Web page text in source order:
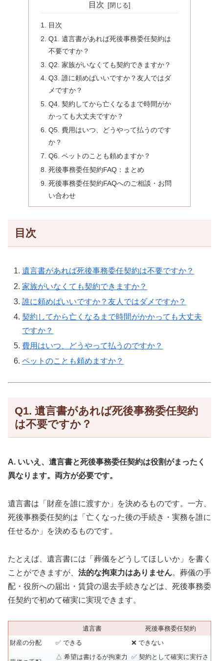
目次
目次
Q1. 遺言書があれば死後事務委任契約は
不要ですか？
Q2. 家族がいなくても契約できますか？
Q3. 誰に頼めばいいですか？友人ではダ
メですか？
Q4. 契約してから亡くなるまで時間がか
かっても大丈夫ですか？
Q5. 費用はいつ、どうやって払うのです
か？
Q6. ペットのことも頼めますか？
死後事務委任契約FAQ：まとめ
死後事務委任契約FAQへのご相談・お問
い合わせ
目次
遺言書があれば死後事務委任契約は不要ですか？
家族がいなくても契約できますか？
誰に頼めばいいですか？友人ではダメですか？
契約してから亡くなるまで時間がかかっても大丈夫
ですか？
費用はいつ、どうやって払うのですか？
ペットのことも頼めますか？
Q1. 遺言書があれば死後事務委任契約
は不要ですか？
A. いいえ、遺言書と死後事務委任契約は役割がまったく
異なります。両方が必要です。
遺言書は「財産を誰に渡すか」を決めるものです。一方、
死後事務委任契約は「亡くなった後の手続き・実務を誰に
任せるか」を決めるものです。
たとえば、遺言書には「葬儀をどうしてほしいか」を書く
ことができますが、 法的な拘束力はありません。葬儀の手
配・役所への届出・賃貸の退去手続きなどは、死後事務委
任契約で初めて確実に実現できます。
遺言書
死後事務委任契約
財産の分配
✅ できる ❌ できない
△ 希望は書けるが拘束力 ✅ 契約として確実に実行さ